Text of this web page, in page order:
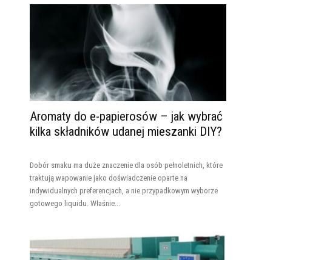
Aromaty do e-papierosów – jak wybrać
kilka składników udanej mieszanki DIY?
Dobór smaku ma duże znaczenie dla osób pełnoletnich, które
traktują wapowanie jako doświadczenie oparte na
indywidualnych preferencjach, a nie przypadkowym wyborze
gotowego liquidu. Właśnie...